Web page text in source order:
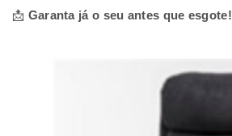
📩 Garanta já o seu antes que esgote!